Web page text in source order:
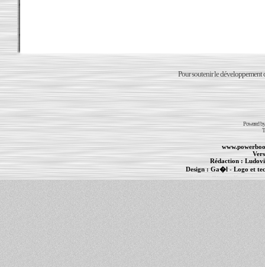
Pour soutenir le développement
Powered
Rédaction :
Design :Ga�l- Logo et
PowerBook-MacBook Pro